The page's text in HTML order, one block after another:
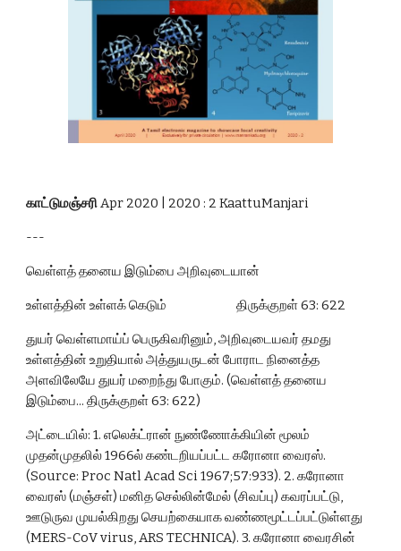
காட்டுமஞ்சரி Apr 2020 | 2020 : 2 KaattuManjari
---
வெள்ளத் தனைய இடும்பை அறிவுடையான்
உள்ளத்தின் உள்ளக் கெடும்                          திருக்குறள் 63: 622
துயர் வெள்ளமாய்ப் பெருகிவரினும், அறிவுடையவர் தமது
உள்ளத்தின் உறுதியால் அத்துயருடன் போராட நினைத்த
அளவிலேயே துயர் மறைந்து போகும். (வெள்ளத் தனைய
இடும்பை... திருக்குறள் 63: 622)
அட்டையில்: 1. எலெக்ட்ரான் நுண்ணோக்கியின் மூலம்
முதன்முதலில் 1966ல் கண்டறியப்பட்ட கரோனா வைரஸ்.
(Source: Proc Natl Acad Sci 1967;57:933). 2. கரோனா
வைரஸ் (மஞ்சள்) மனித செல்லின்மேல் (சிவப்பு) கவரப்பட்டு,
ஊடுருவ முயல்கிறது செயற்கையாக வண்ணமூட்டப்பட்டுள்ளது
(MERS-CoV virus, ARS TECHNICA). 3. கரோனா வைரசின்